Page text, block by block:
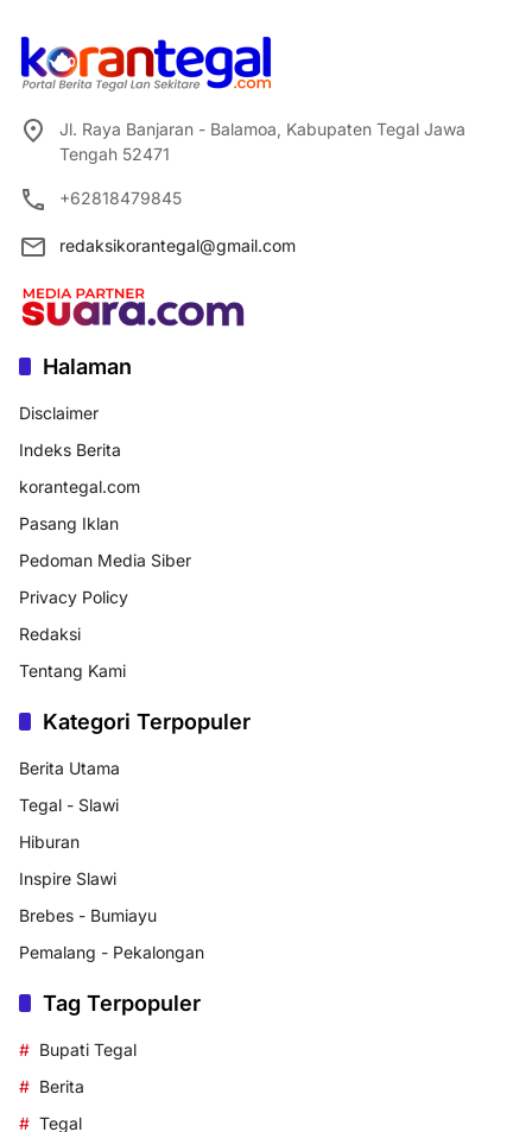
Jl. Raya Banjaran - Balamoa, Kabupaten Tegal Jawa
Tengah 52471
+62818479845
redaksikorantegal@gmail.com
Halaman
Disclaimer
Indeks Berita
korantegal.com
Pasang Iklan
Pedoman Media Siber
Privacy Policy
Redaksi
Tentang Kami
Kategori Terpopuler
Berita Utama
Tegal - Slawi
Hiburan
Inspire Slawi
Brebes - Bumiayu
Pemalang - Pekalongan
Tag Terpopuler
Bupati Tegal
Berita
Tegal